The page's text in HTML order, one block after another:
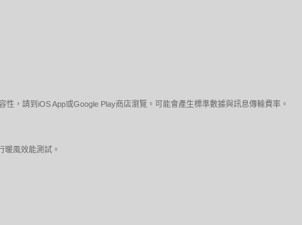
，請到iOS App或Google Play商店瀏覽。可能會產生標準數據與訊息傳輸費率。
暖風效能測試。